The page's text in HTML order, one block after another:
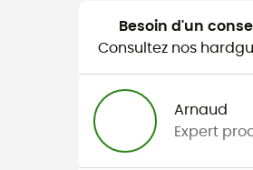
Besoin d'un
Consultez nos
Arnaud
Expert